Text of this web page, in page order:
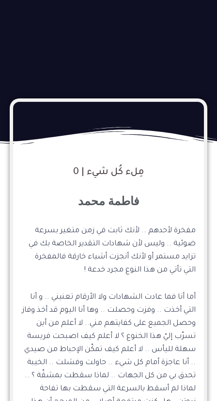
مِلء كُل شيء | 0
فاطمة محمد
مفخرة لأحدهم .. لأنك ثابت في زمن متغير بسرعة
ضوئية .. وليس لأن شهادات التقدير الخاصة بك في
تزايد مستمر أو لأنك أنجزت أشياء خارقة فالمفخرة
التي تأتي من هذا النوع مجرد خدعة !
أما أنا فما عادت الشهادات ولا الأرقام تعنيني .. و أنا
التي أخذت .. وفزت وحصلت .. وها أنا اليوم قد أخذ وفاز
وحصل الجميع على كفايتهم مني.. لا أعلم من أين
تسرّب إليّ هذا الخنوع ؟ لا أعلم كيف اصبحت فريسة
سهلة لليأس .. لا أعلم كيف تمكّن الإحباط من صيدي
.. أنا عاجزة أمام كل شيء .. حاولت وفشلت .. الخيبة
تحدق بي من كل الجهات .. لماذا سقطت بمشقّة ؟ ..
لماذا لم أسقط بالسرعة التي سقطت بها تفاحة